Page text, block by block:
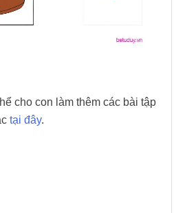
cho con làm thêm các bài tập
tại đây.